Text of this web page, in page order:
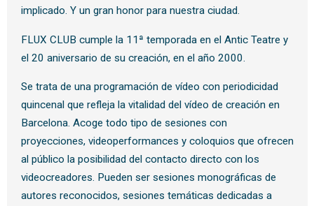
implicado. Y un gran honor para nuestra ciudad.
FLUX CLUB cumple la 11ª temporada en el Antic Teatre y
el 20 aniversario de su creación, en el año 2000.
Se trata de una programación de vídeo con periodicidad
quincenal que refleja la vitalidad del vídeo de creación en
Barcelona. Acoge todo tipo de sesiones con
proyecciones, videoperformances y coloquios que ofrecen
al público la posibilidad del contacto directo con los
videocreadores. Pueden ser sesiones monográficas de
autores reconocidos, sesiones temáticas dedicadas a